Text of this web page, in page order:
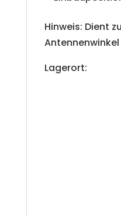
Hinweis: Dient
Antennenwinkel
Lagerort: